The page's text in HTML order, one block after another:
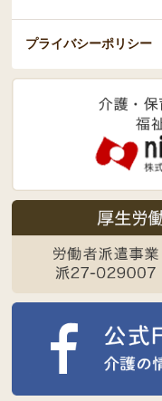
プライバシーポリシー